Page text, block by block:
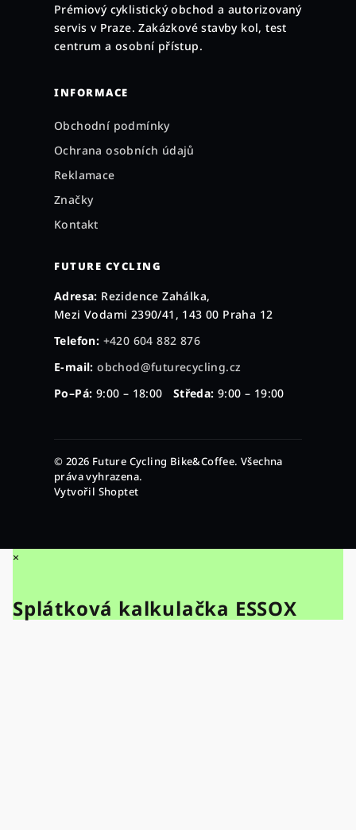
Prémiový cyklistický obchod a autorizovaný
servis v Praze. Zakázkové stavby kol, test
centrum a osobní přístup.
INFORMACE
Obchodní podmínky
Ochrana osobních údajů
Reklamace
Značky
Kontakt
FUTURE CYCLING
Adresa: Rezidence Zahálka,
Mezi Vodami 2390/41, 143 00 Praha 12
Telefon: +420 604 882 876
E-mail: obchod@futurecycling.cz
Po–Pá: 9:00 – 18:00 Středa: 9:00 – 19:00
© 2026 Future Cycling Bike&Coffee. Všechna
práva vyhrazena.
Vytvořil Shoptet
×
Splátková kalkulačka ESSOX